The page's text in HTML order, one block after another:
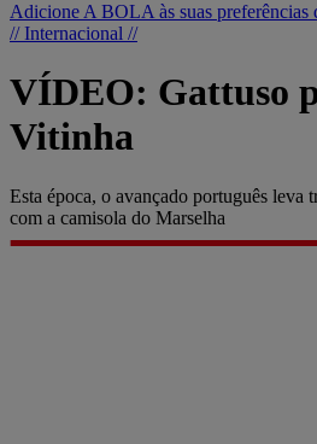
Adicione A BOLA às suas preferências
// Internacional //
VÍDEO: Gattuso
Vitinha
Esta época, o avançado português leva
com a camisola do Marselha